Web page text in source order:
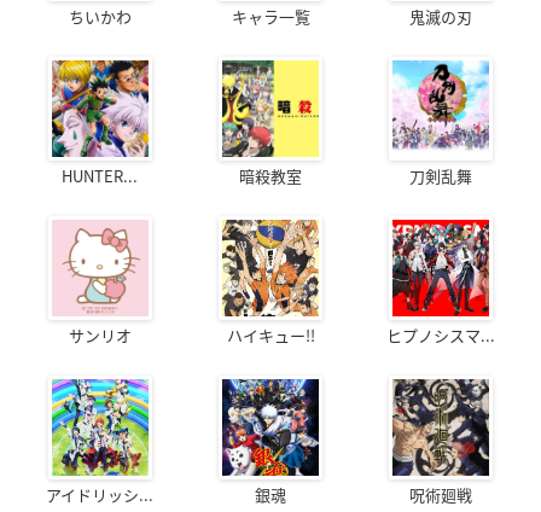
ちいかわ キャラ一覧 鬼滅の刃
HUNTER... 暗殺教室 刀剣乱舞
サンリオ ハイキュー!! ヒプノシスマ...
アイドリッシ... 銀魂 呪術廻戦